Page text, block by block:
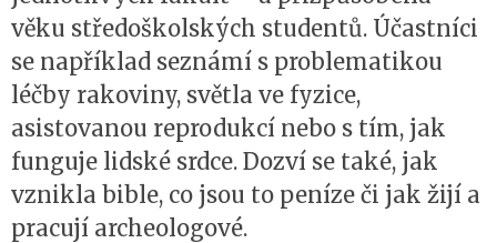
věku středoškolských studentů. Účastníci
se například seznámí s problematikou
léčby rakoviny, světla ve fyzice,
asistovanou reprodukcí nebo s tím, jak
funguje lidské srdce. Dozví se také, jak
vznikla bible, co jsou to peníze či jak žijí a
pracují archeologové.